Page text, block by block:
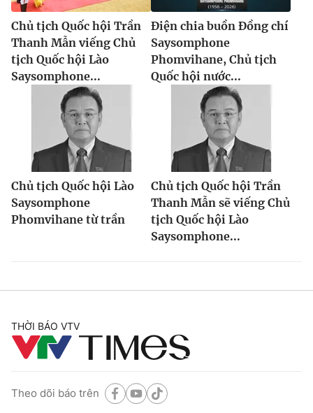
Chủ tịch Quốc hội Trần
Thanh Mẫn viếng Chủ
tịch Quốc hội Lào
Saysomphone...
Điện chia buồn Đồng chí
Saysomphone
Phomvihane, Chủ tịch
Quốc hội nước...
Chủ tịch Quốc hội Lào
Saysomphone
Phomvihane từ trần
Chủ tịch Quốc hội Trần
Thanh Mẫn sẽ viếng Chủ
tịch Quốc hội Lào
Saysomphone...
THỜI BÁO VTV
Theo dõi báo trên